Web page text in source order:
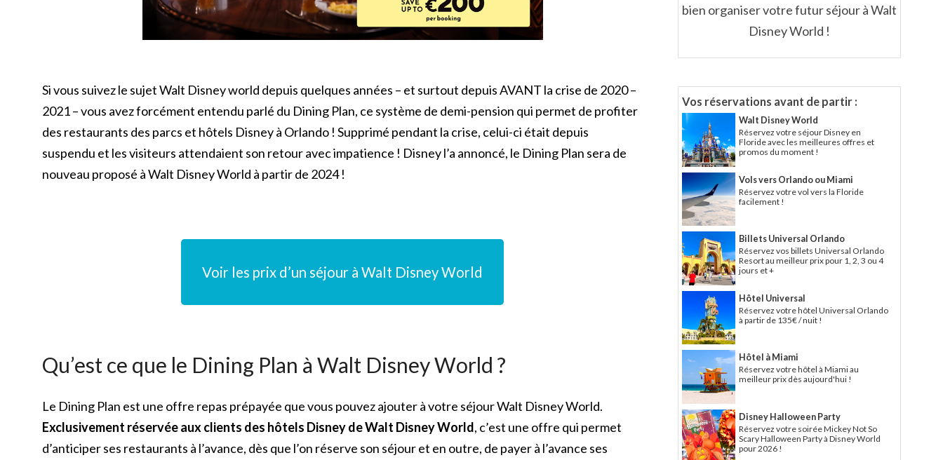
Si vous suivez le sujet Walt Disney world depuis quelques années – et surtout depuis AVANT la crise de 2020 –
2021 – vous avez forcément entendu parlé du Dining Plan, ce système de demi-pension qui permet de profiter
des restaurants des parcs et hôtels Disney à Orlando ! Supprimé pendant la crise, celui-ci était depuis
suspendu et les visiteurs attendaient son retour avec impatience ! Disney l’a annoncé, le Dining Plan sera de
nouveau proposé à Walt Disney World à partir de 2024 !
Voir les prix d’un séjour à Walt Disney World
Qu’est ce que le Dining Plan à Walt Disney World ?
Le Dining Plan est une offre repas prépayée que vous pouvez ajouter à votre séjour Walt Disney World.
Exclusivement réservée aux clients des hôtels Disney de Walt Disney World, c’est une offre qui permet
d’anticiper ses restaurants à l’avance, dès que l’on réserve son séjour et en outre, de payer à l’avance ses
bien organiser votre futur séjour à Walt
Disney World !
Vos réservations avant de partir :
Walt Disney World
Réservez votre séjour Disney en
Floride avec les meilleures offres et
promos du moment !
Vols vers Orlando ou Miami
Réservez votre vol vers la Floride
facilement !
Billets Universal Orlando
Réservez vos billets Universal Orlando
Resort au meilleur prix pour 1, 2, 3 ou 4
jours et +
Hôtel Universal
Réservez votre hôtel Universal Orlando
à partir de 135€ / nuit !
Hôtel à Miami
Réservez votre hôtel à Miami au
meilleur prix dès aujourd'hui !
Disney Halloween Party
Réservez votre soirée Mickey Not So
Scary Halloween Party à Disney World
pour 2026 !